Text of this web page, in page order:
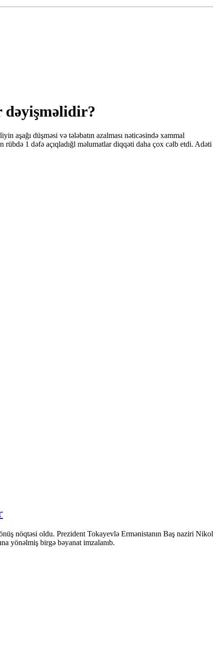
dəyişməlidir?
düşməsi və tələbatın azalması nəticəsində xammal
1 dəfə açıqladığl məlumatlar diqqəti daha çox cəlb etdi. Adəti
nöqtəsi oldu. Prezident Tokayevlə Ermənistanın Baş naziri Nikol
yönəlmiş birgə bəyanat imzalanıb.